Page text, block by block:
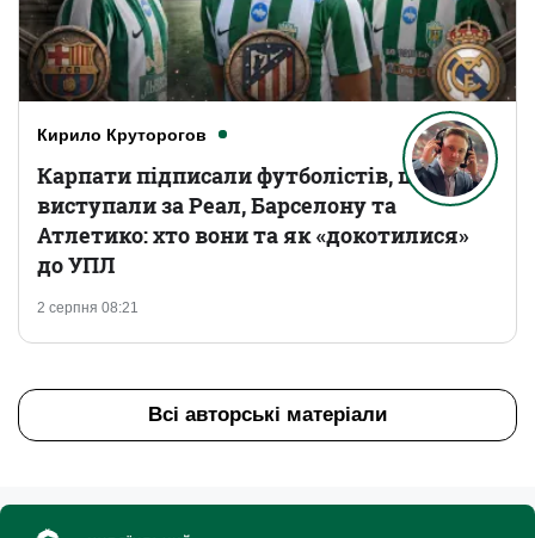
Кирило Круторогов
2 серпня 08:21
Карпати підписали футболістів, що
виступали за Реал, Барселону та
Атлетико: хто вони та як «докотилися»
до УПЛ
Всі авторські матеріали